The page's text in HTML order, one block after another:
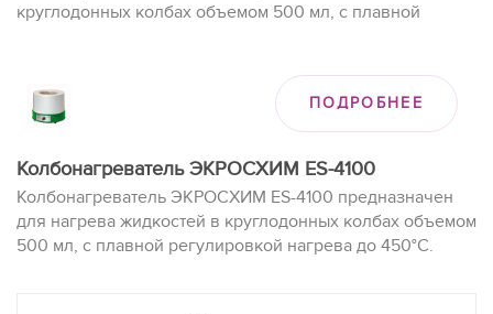
круглодонных колбах объемом 500 мл, с плавной
ПОДРОБНЕЕ
Колбонагреватель ЭКРОСХИМ ES-4100
Колбонагреватель ЭКРОСХИМ ES-4100 предназначен
для нагрева жидкостей в круглодонных колбах объемом
500 мл, с плавной регулировкой нагрева до 450°C.